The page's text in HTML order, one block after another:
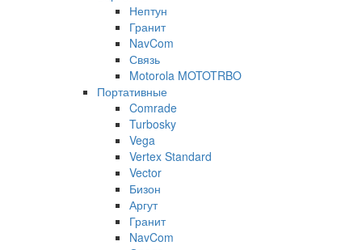
Нептун
Гранит
NavCom
Связь
Motorola MOTOTRBO
Портативные
Comrade
Turbosky
Vega
Vertex Standard
Vector
Бизон
Аргут
Гранит
NavCom